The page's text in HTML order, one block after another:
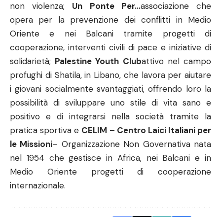
non violenza; Un Ponte Per…associazione che
opera per la prevenzione dei conflitti in Medio
Oriente e nei Balcani tramite progetti di
cooperazione, interventi civili di pace e iniziative di
solidarietà; Palestine Youth Clubattivo nel campo
profughi di Shatila, in Libano, che lavora per aiutare
i giovani socialmente svantaggiati, offrendo loro la
possibilità di sviluppare uno stile di vita sano e
positivo e di integrarsi nella società tramite la
pratica sportiva e CELIM – Centro Laici Italiani per
le Missioni– Organizzazione Non Governativa nata
nel 1954 che gestisce in Africa, nei Balcani e in
Medio Oriente progetti di cooperazione
internazionale.